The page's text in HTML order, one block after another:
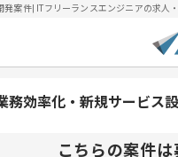
発案件| ITフリーランスエンジニアの求
務効率化・新規サービス
こちらの案件